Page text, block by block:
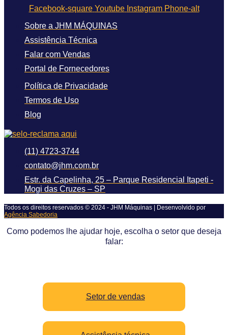
Facebook-square Youtube Instagram Phone-alt
Sobre a JHM MÁQUINAS
Assistência Técnica
Falar com Vendas
Portal de Fornecedores
Política de Privacidade
Termos de Uso
Blog
(11) 4723-3744
contato@jhm.com.br
Estr. da Capelinha, 25 – Parque Residencial Itapeti -
Mogi das Cruzes – SP
Todos os direitos reservados © 2024 - JHM Máquinas | Desenvolvido por
Agência Sabedoria
Como podemos lhe ajudar hoje, escolha o setor que deseja
falar:
Setor de vendas